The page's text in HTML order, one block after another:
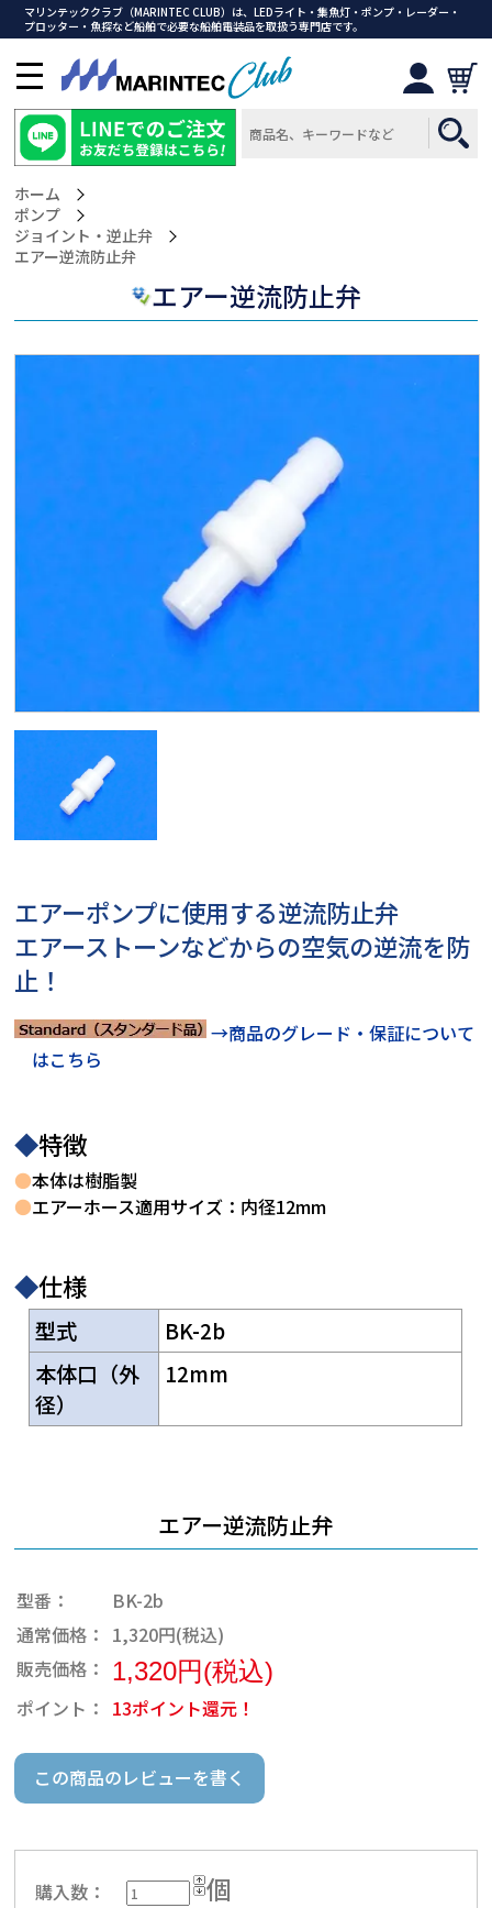
マリンテッククラブ（MARINTEC CLUB）は、LEDライト・集魚灯・ポンプ・レーダー・
プロッター・魚探など船舶で必要な船舶電装品を取扱う専門店です。
メ
ニ
ュ
ー
を
開
く
ホーム
ポンプ
ジョイント・逆止弁
>エアー逆流防止弁
エアー逆流防止弁
エアーポンプに使用する逆流防止弁
エアーストーンなどからの空気の逆流を防
止！
→商品のグレード・保証について
はこちら
◆特徴
●本体は樹脂製
●エアーホース適用サイズ：内径12mm
◆仕様
型式
BK-2b
本体口（外
径）
12mm
エアー逆流防止弁
型番：
BK-2b
通常価格： 1,320円(税込)
販売価格： 1,320円(税込)
ポイント： 13ポイント還元！
この商品のレビューを書く
購入数： 個